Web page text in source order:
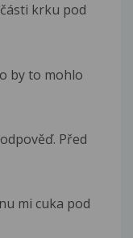
krku pod
by to mohlo
Před
mi cuka pod